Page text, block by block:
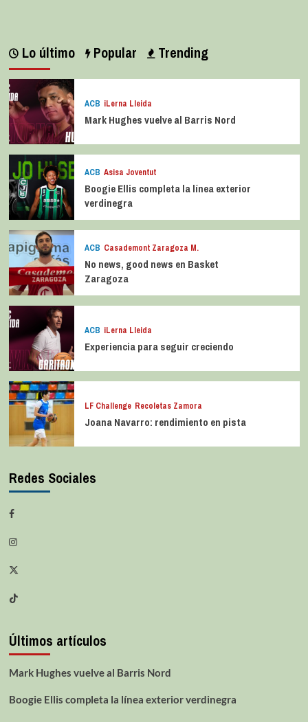
Lo último Popular Trending
ACB iLerna Lleida
Mark Hughes vuelve al Barris Nord
ACB Asisa Joventut
Boogie Ellis completa la línea exterior
verdinegra
ACB Casademont Zaragoza M.
No news, good news en Basket
Zaragoza
ACB iLerna Lleida
Experiencia para seguir creciendo
LF Challenge Recoletas Zamora
Joana Navarro: rendimiento en pista
Redes Sociales
Últimos artículos
Mark Hughes vuelve al Barris Nord
Boogie Ellis completa la línea exterior verdinegra